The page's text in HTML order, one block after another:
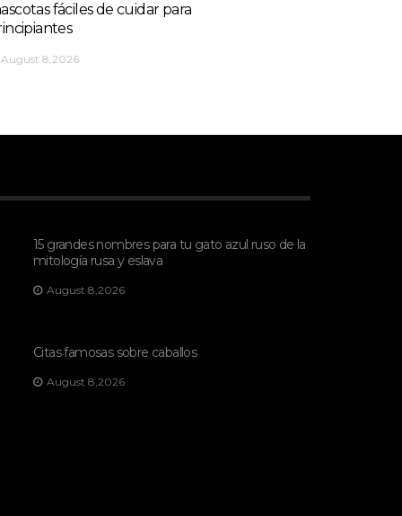
fáciles de cuidar para
August 8,2026
15 grandes nombres para tu gato azul ruso de la
mitología rusa y eslava
August 8,2026
Citas famosas sobre caballos
August 8,2026